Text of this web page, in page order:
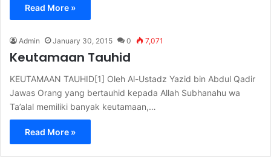
Read More »
Admin January 30, 2015 0 7,071
Keutamaan Tauhid
KEUTAMAAN TAUHID[1] Oleh Al-Ustadz Yazid bin Abdul Qadir
Jawas Orang yang bertauhid kepada Allah Subhanahu wa
Ta’alal memiliki banyak keutamaan,…
Read More »